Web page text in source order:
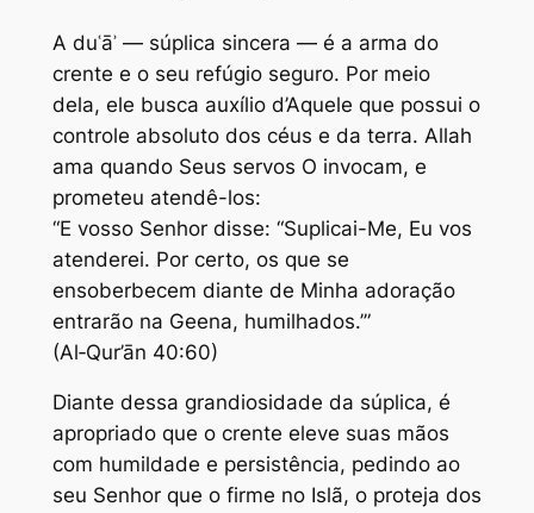
A duʿāʾ — súplica sincera — é a arma do
crente e o seu refúgio seguro. Por meio
dela, ele busca auxílio d’Aquele que possui o
controle absoluto dos céus e da terra. Allah
ama quando Seus servos O invocam, e
prometeu atendê-los:
“E vosso Senhor disse: “Suplicai-Me, Eu vos
atenderei. Por certo, os que se
ensoberbecem diante de Minha adoração
entrarão na Geena, humilhados.’”
(Al‑Qur’ān 40:60)
Diante dessa grandiosidade da súplica, é
apropriado que o crente eleve suas mãos
com humildade e persistência, pedindo ao
seu Senhor que o firme no Islã, o proteja dos